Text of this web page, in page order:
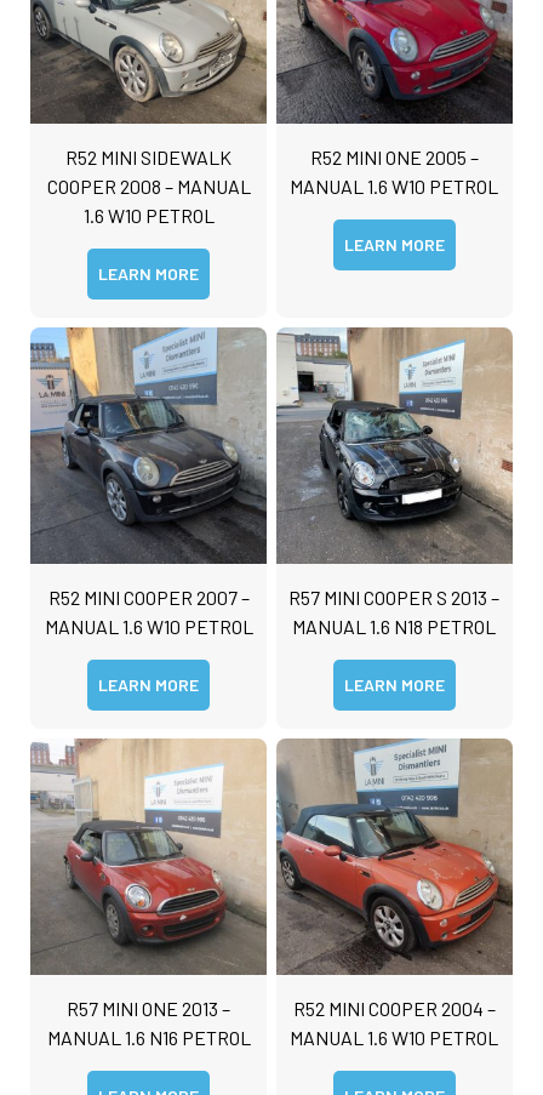
R52 MINI SIDEWALK
COOPER 2008 – MANUAL
1.6 W10 PETROL
LEARN MORE
R52 MINI ONE 2005 –
MANUAL 1.6 W10 PETROL
LEARN MORE
R52 MINI COOPER 2007 –
MANUAL 1.6 W10 PETROL
LEARN MORE
R57 MINI COOPER S 2013 –
MANUAL 1.6 N18 PETROL
LEARN MORE
R57 MINI ONE 2013 –
MANUAL 1.6 N16 PETROL
R52 MINI COOPER 2004 –
MANUAL 1.6 W10 PETROL